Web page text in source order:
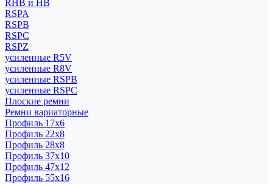
RHB и HB
RSPA
RSPB
RSPC
RSPZ
усиленные R5V
усиленные R8V
усиленные RSPB
усиленные RSPC
Плоские ремни
Ремни вариаторные
Профиль 17x6
Профиль 22x8
Профиль 28x8
Профиль 37x10
Профиль 47x12
Профиль 55x16